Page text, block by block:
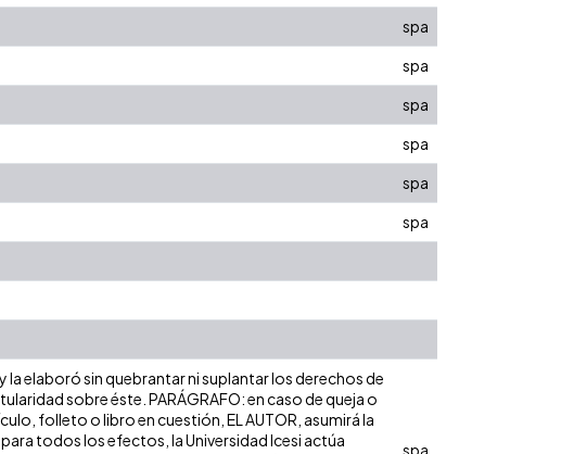
spa
spa
spa
spa
spa
spa
la elaboró sin quebrantar ni suplantar los derechos de
sobre éste. PARÁGRAFO: en caso de queja o
folleto o libro en cuestión, EL AUTOR, asumirá la
todos los efectos, la Universidad Icesi actúa
spa